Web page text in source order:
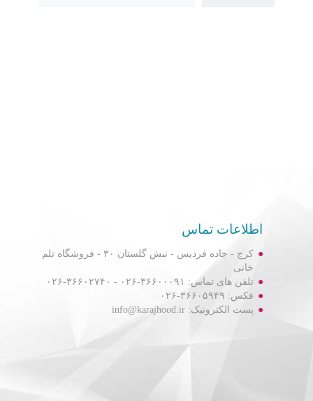
اطلاعات تماس
کرج - جاده فردیس - نبش گلستان ۳۰ - فروشگاه تلم
خانی
تلفن های تماس: ۳۶۶۰۰۰۹۱-۰۲۶ - ۳۶۶۰۲۷۴۰-۰۲۶
فکس: ۳۶۶۰۵۹۴۹-۰۲۶
پست الکترونیک: info@karajhood.ir